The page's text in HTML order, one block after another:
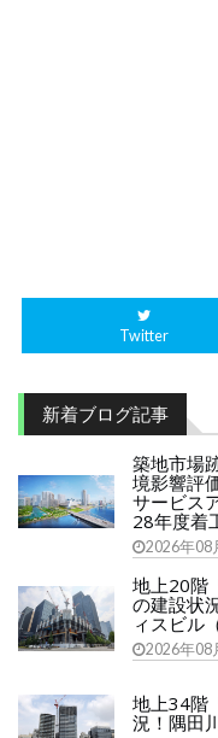
Twitter
新着ブログ記事
築地市場
境影響評
サービス
28年度着
2026年08
地上20階
の建設状
ィスビル
2026年08
地上34階
況！隅田